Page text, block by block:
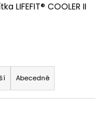
LIFEFIT® COOLER II
Abecedně